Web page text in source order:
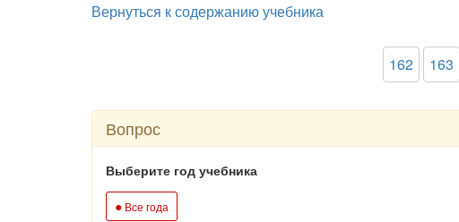
Вернуться к содержанию учебника
162 163
Вопрос
Выберите год учебника
● Все года